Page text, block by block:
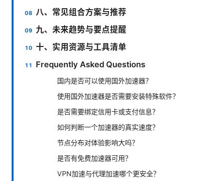
八、常见组合方案与推荐
九、未来趋势与要点提醒
十、实用资源与工具清单
Frequently Asked Questions
国内是否可以使用国外加速器？
使用国外加速器是否需要安装特殊软件？
是否需要绑定信用卡或支付信息？
如何判断一个加速器的真实速度？
节点分布对体验影响大吗？
是否有免费加速器可用？
VPN加速与代理加速哪个更安全？